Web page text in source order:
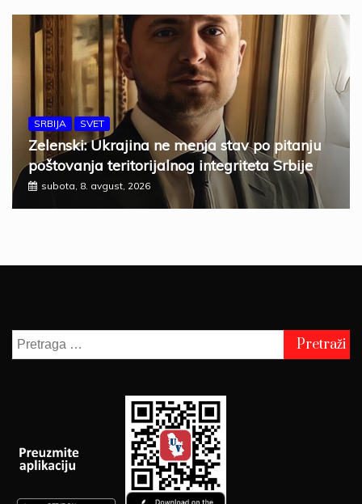
SRBIJA SVET
Zelenski: Ukrajina ne menja stav po pitanju
poštovanja teritorijalnog integriteta Srbije
subota, 8. avgust, 2026
Pretraga
za: